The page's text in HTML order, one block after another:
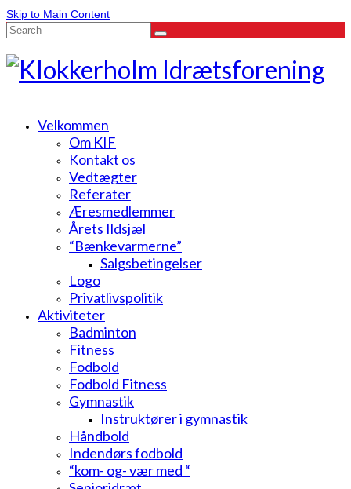
Skip to Main Content
Search
Velkommen
Om KIF
Kontakt os
Vedtægter
Referater
Æresmedlemmer
Årets Ildsjæl
“Bænkevarmerne”
Salgsbetingelser
Logo
Privatlivspolitik
Aktiviteter
Badminton
Fitness
Fodbold
Fodbold Fitness
Gymnastik
Instruktører i gymnastik
Håndbold
Indendørs fodbold
“kom- og- vær med “